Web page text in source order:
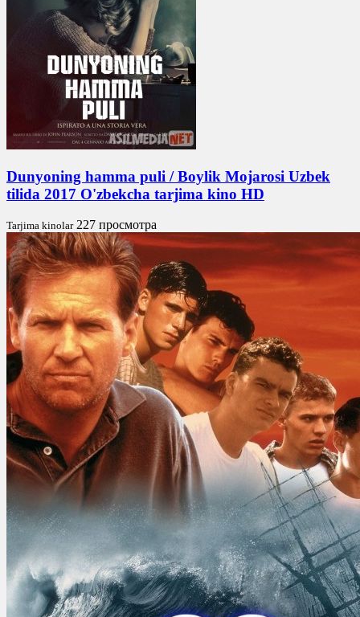
Dunyoning hamma puli / Boylik Mojarosi Uzbek
tilida 2017 O'zbekcha tarjima kino HD
Tarjima kinolar 227 просмотра